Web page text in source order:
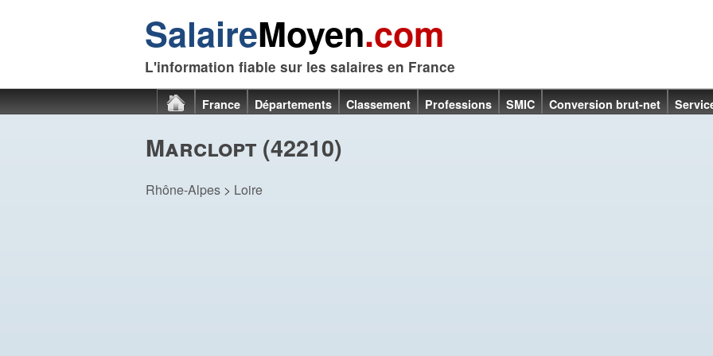
SalaireMoyen.com
L'information fiable sur les salaires en France
France Départements Classement Professions SMIC Conversion brut-net
Marclopt (42210)
Rhône-Alpes > Loire